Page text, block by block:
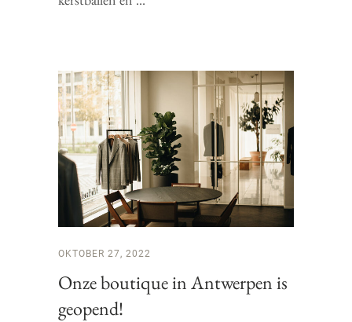
OKTOBER 27, 2022
Onze boutique in Antwerpen is
geopend!